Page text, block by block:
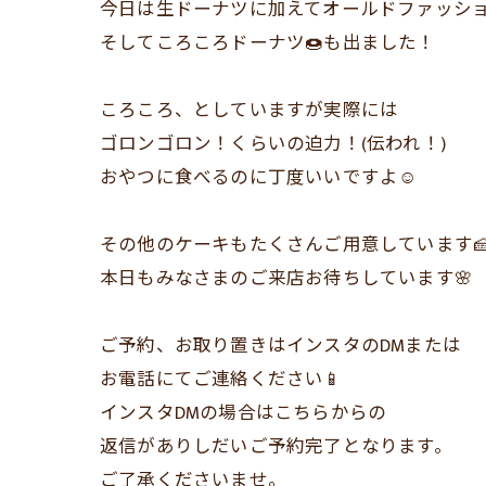
今日は生ドーナツに加えてオールドファッシ
そしてころころドーナツ🍩も出ました！
ころころ、としていますが実際には
ゴロンゴロン！くらいの迫力！(伝われ！)
おやつに食べるのに丁度いいですよ☺️
その他のケーキもたくさんご用意しています
本日もみなさまのご来店お待ちしています🌸
ご予約、お取り置きはインスタのDMまたは
お電話にてご連絡ください📱
インスタDMの場合はこちらからの
返信がありしだいご予約完了となります。